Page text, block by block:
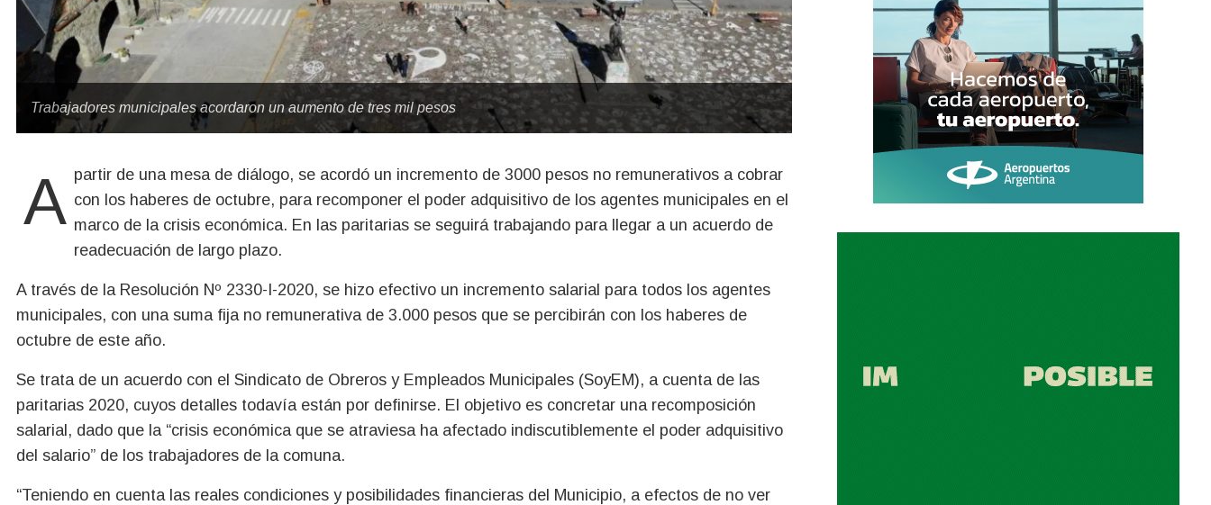
Trabajadores municipales acordaron un aumento de tres mil pesos
A partir de una mesa de diálogo, se acordó un incremento de 3000 pesos no remunerativos a cobrar con los haberes de octubre, para recomponer el poder adquisitivo de los agentes municipales en el
marco de la crisis económica. En las paritarias se seguirá trabajando para llegar a un acuerdo de
readecuación de largo plazo.
A través de la Resolución Nº 2330-I-2020, se hizo efectivo un incremento salarial para todos los agentes
municipales, con una suma fija no remunerativa de 3.000 pesos que se percibirán con los haberes de
octubre de este año.
Se trata de un acuerdo con el Sindicato de Obreros y Empleados Municipales (SoyEM), a cuenta de las
paritarias 2020, cuyos detalles todavía están por definirse. El objetivo es concretar una recomposición
salarial, dado que la “crisis económica que se atraviesa ha afectado indiscutiblemente el poder adquisitivo
del salario” de los trabajadores de la comuna.
“Teniendo en cuenta las reales condiciones y posibilidades financieras del Municipio, a efectos de no ver